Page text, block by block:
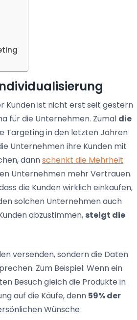
Kunden ist nicht erst seit gestern
für die Unternehmen. Zumal die
Targeting in den letzten Jahren
Unternehmen ihre Kunden mit
dannschenkt die Mehrheit
Unternehmen mehr Vertrauen.
die Kunden wirklich einkaufen,
solchen Unternehmen auch
abzustimmen, steigt die
versenden, sondern die Daten
Zum Beispiel: Wenn ein
Besuch gleich die Produkte in
auf die Käufe, denn 59% der
Wünsche